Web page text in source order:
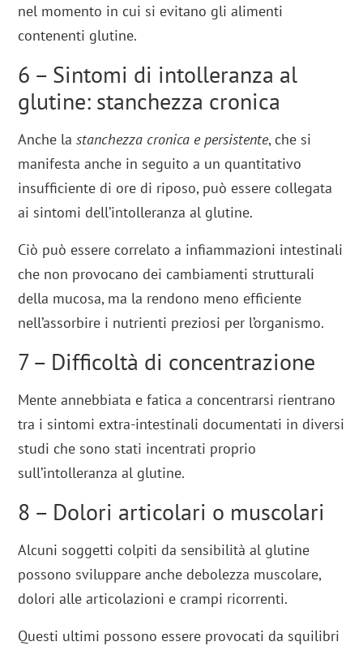
nel momento in cui si evitano gli alimenti
contenenti glutine.
6 – Sintomi di intolleranza al
glutine: stanchezza cronica
Anche lastanchezza cronica e persistente, che si
manifesta anche in seguito a un quantitativo
insufficiente di ore di riposo, può essere collegata
ai sintomi dell’intolleranza al glutine.
Ciò può essere correlato a infiammazioni intestinali
che non provocano dei cambiamenti strutturali
della mucosa, ma la rendono meno efficiente
nell’assorbire i nutrienti preziosi per l’organismo.
7 – Difficoltà di concentrazione
Mente annebbiata e fatica a concentrarsi rientrano
tra i sintomi extra-intestinali documentati in diversi
studi che sono stati incentrati proprio
sull’intolleranza al glutine.
8 – Dolori articolari o muscolari
Alcuni soggetti colpiti da sensibilità al glutine
possono sviluppare anche debolezza muscolare,
dolori alle articolazioni e crampi ricorrenti.
Questi ultimi possono essere provocati da squilibri